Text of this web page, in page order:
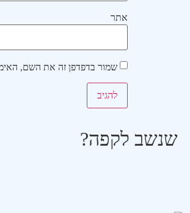
אתר
שמור בדפדפן זה את השם,
שנשב לקפה?